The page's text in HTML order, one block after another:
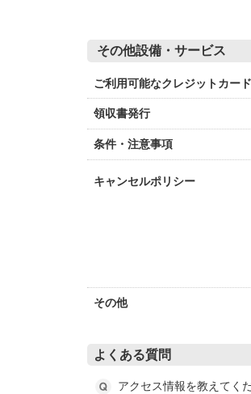
その他設備・サービス
ご利用可能なクレジットカード
領収書発行
条件・注意事項
キャンセルポリシー
その他
よくある質問
アクセス情報を教えてく